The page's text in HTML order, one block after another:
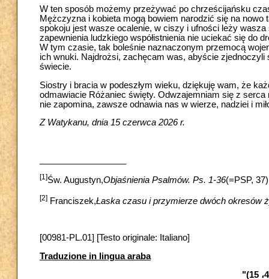
W ten sposób możemy przeżywać po chrześcijańsku
Mężczyzna i kobieta mogą bowiem narodzić się na nowo
spokoju jest wasze ocalenie, w ciszy i ufności leży wasza
zapewnienia ludzkiego współistnienia nie uciekać się do
W tym czasie, tak boleśnie naznaczonym przemocą
ich wnuki. Najdrożsi, zachęcam was, abyście zjednoczyli
świecie.
Siostry i bracia w podeszłym wieku, dziękuję wam, że
odmawiacie Różaniec święty. Odwzajemniam się z
nie zapomina, zawsze odnawia nas w wierze, nadziei i
Z Watykanu, dnia 15 czerwca 2026 r.
[1]Św. Augustyn,Objaśnienia Psalmów. Ps. 1-36(=PSP,
[2] Franciszek,Łaska czasu i przymierze dwóch okresów
[00981-PL.01] [Testo originale: Italiano]
Traduzione in lingua araba